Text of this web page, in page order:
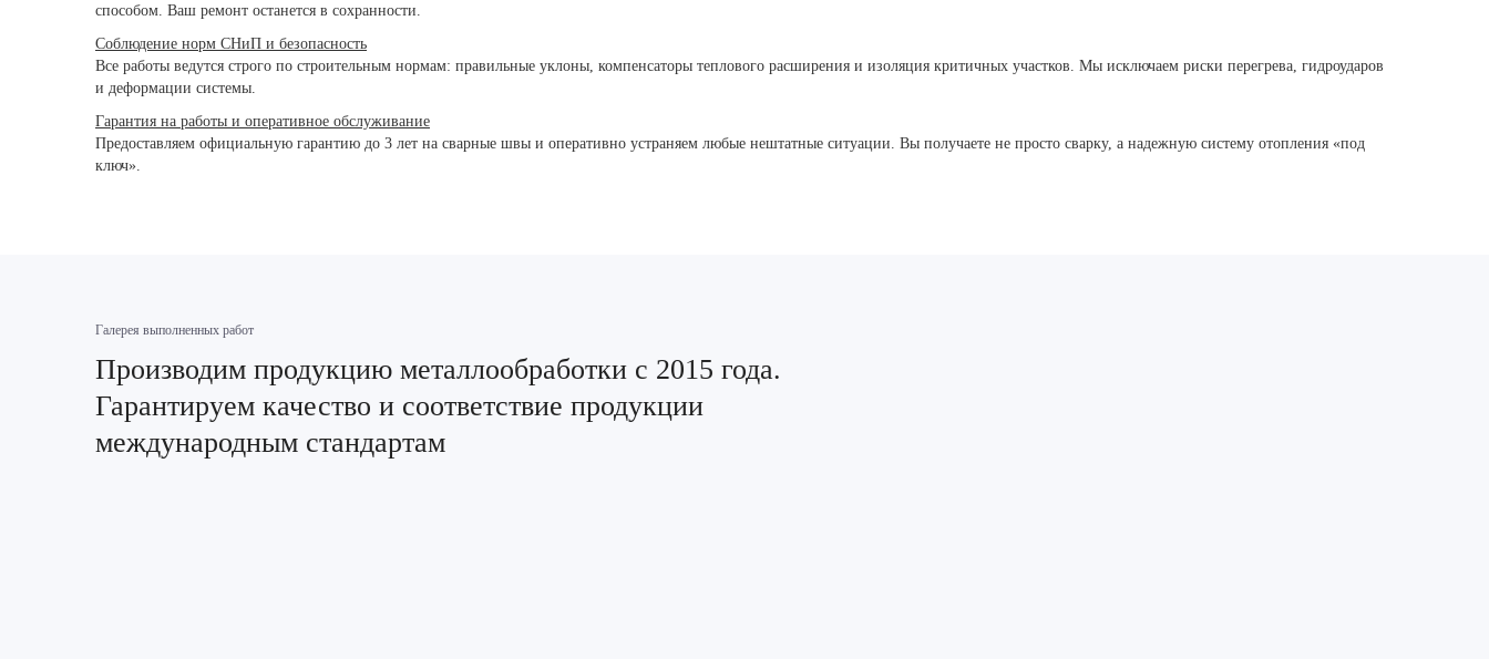
способом. Ваш ремонт останется в сохранности.
Соблюдение норм СНиП и безопасность
Все работы ведутся строго по строительным нормам: правильные уклоны, компенсаторы теплового расширения и изоляция критичных участков. Мы исключаем риски перегрева, гидроударов
и деформации системы.
Гарантия на работы и оперативное обслуживание
Предоставляем официальную гарантию до 3 лет на сварные швы и оперативно устраняем любые нештатные ситуации. Вы получаете не просто сварку, а надежную систему отопления «под
ключ».
Галерея выполненных работ
Производим продукцию металлообработки с 2015 года.
Гарантируем качество и соответствие продукции
международным стандартам